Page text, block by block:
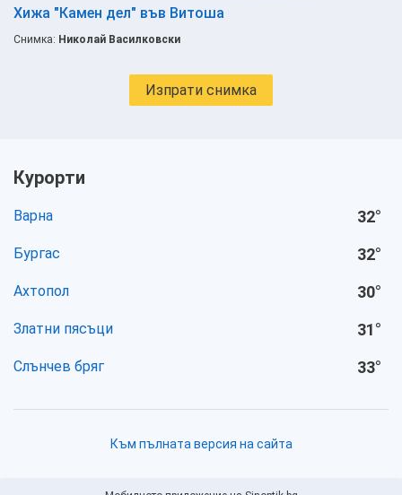
Хижа "Камен дел" във Витоша
Снимка: Николай Василковски
Изпрати снимка
Курорти
Варна 32°
Бургас 32°
Ахтопол 30°
Златни пясъци 31°
Слънчев бряг 33°
Към пълната версия на сайта